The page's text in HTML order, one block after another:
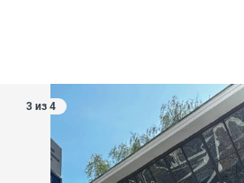
3 из 4